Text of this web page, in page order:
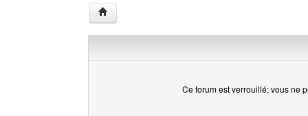
Ce forum est verrouillé; vous ne